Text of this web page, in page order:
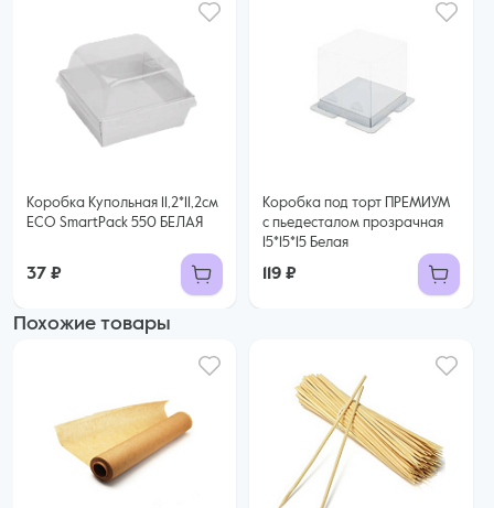
Коробка Купольная 11,2*11,2см
ECO SmartPack 550 БЕЛАЯ
37 ₽
Коробка под торт ПРЕМИУМ
с пьедесталом прозрачная
15*15*15 Белая
119 ₽
Похожие товары